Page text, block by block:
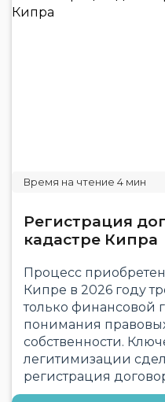
Регистрация
кадастре Кипра
Процесс
Кипре в 2026 году
только финансовой
понимания
собственности.
легитимизации
регистрация